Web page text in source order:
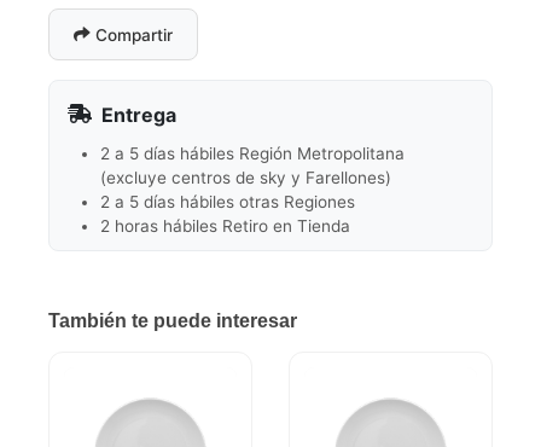
Compartir
Entrega
2 a 5 días hábiles Región Metropolitana
(excluye centros de sky y Farellones)
2 a 5 días hábiles otras Regiones
2 horas hábiles Retiro en Tienda
También te puede interesar